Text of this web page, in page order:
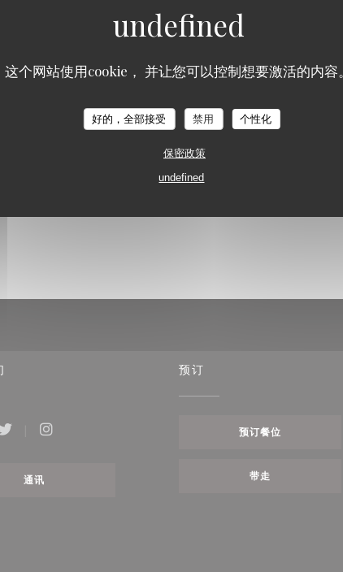
这个网站使用cookie， 并让您可以控制想要激活的内容。
好的，全部接受 禁用 个性化
保密政策
undefined
L’Authentic est né de la collaboration de deux associés.
dans l’informatique puis dans la location de salles, et Olivier
de jeunesse : créer un lieu bon enfant, aux influences
通讯
预订
预订餐位
带走